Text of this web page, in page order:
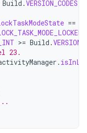
Build .VERSION_CODES
==
>= Build .
23.
.